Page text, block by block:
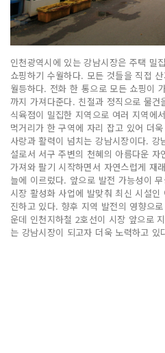
인천광역시에 있는 강남시장은 주택 밀
쇼핑하기 수월하다. 모든 것들을 직접
월등하다. 전화 한 통으로 모든 쇼핑이
까지 가져다준다. 친절과 정직으로 물
식육점이 밀집한 지역으로 여러 지역에
먹거리가 한 구역에 자리 잡고 있어 더
사랑과 활력이 넘치는 강남시장이다.
설로서 서구 주변의 천혜의 아름다운
가져와 팔기 시작하면서 자연스럽게 재
늘에 이르렀다. 앞으로 발전 가능성이
시장 활성화 사업에 발맞춰 최신 시설
진하고 있다. 향후 지역 발전의 영향으
운데 인천지하철 2호선이 시장 앞으로
는 강남시장이 되고자 더욱 노력하고 있